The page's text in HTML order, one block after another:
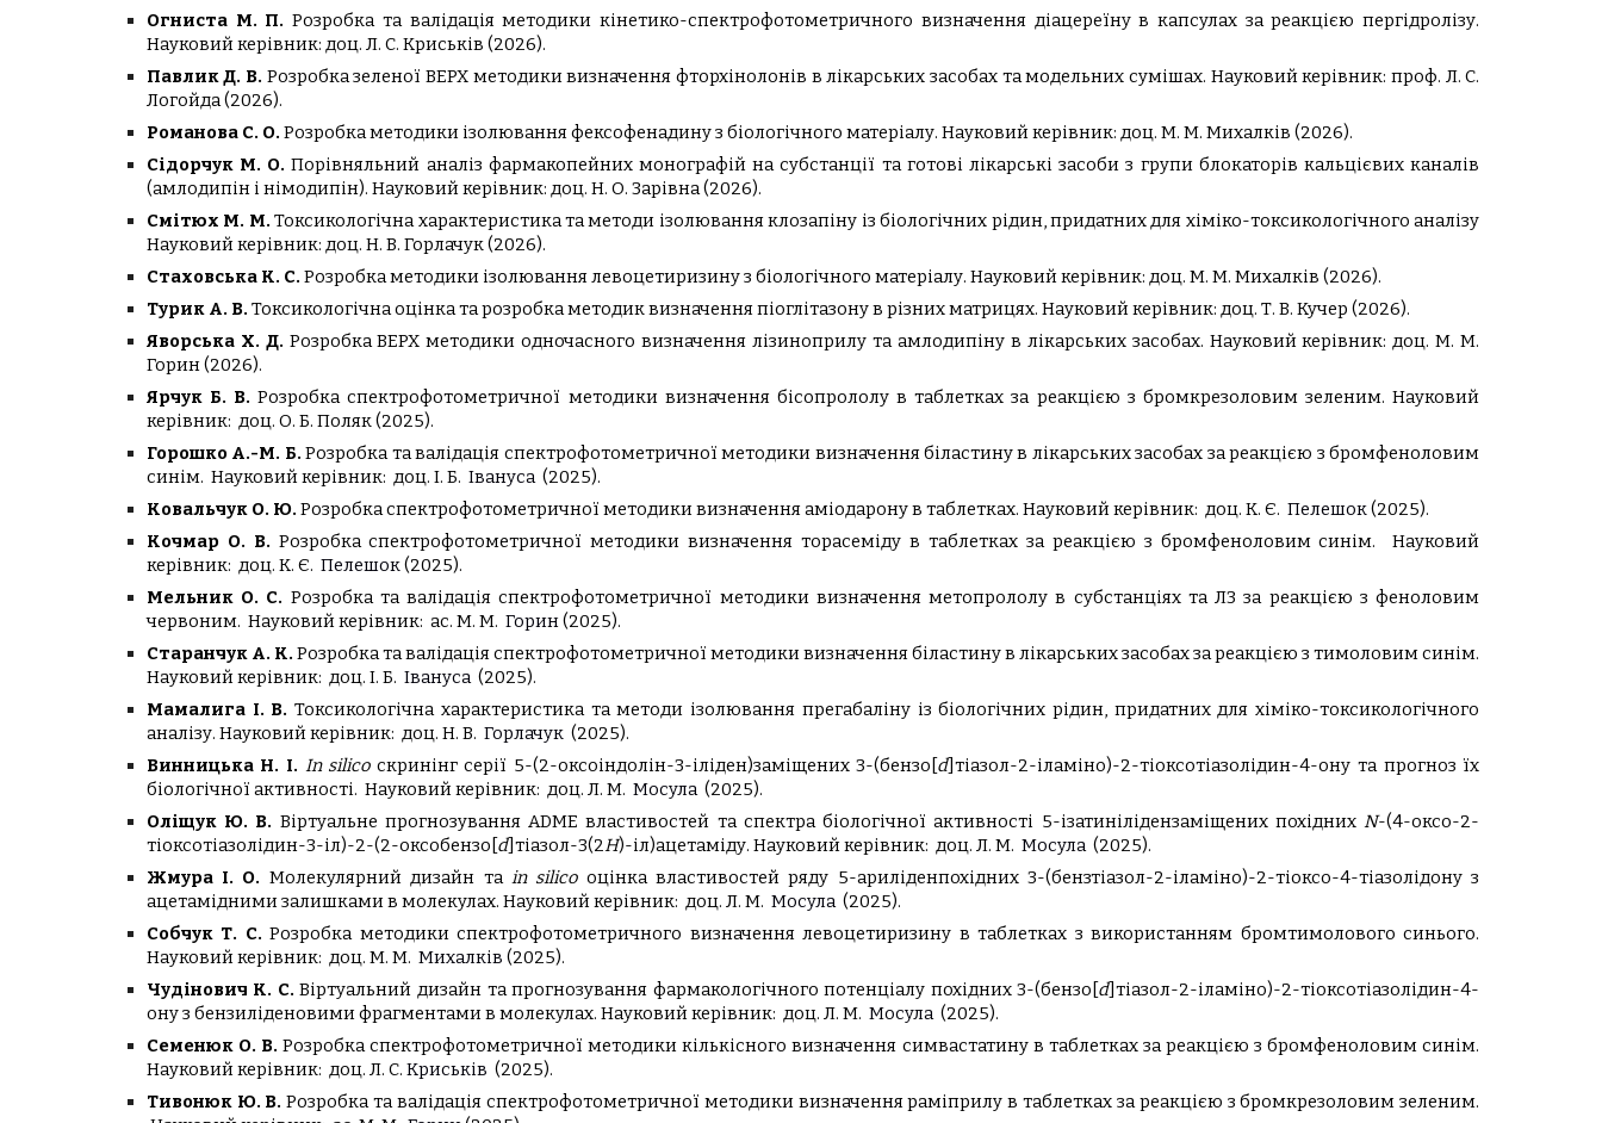
Огниста М. П. Розробка та валідація методики кінетико-спектрофотометричного визначення діацереїну в капсулах за реакцією пергідролізу.
Науковий керівник: доц. Л. С. Криськів (2026).
Павлик Д. В. Розробка зеленої ВЕРХ методики визначення фторхінолонів в лікарських засобах та модельних сумішах. Науковий керівник: проф. Л. С.
Логойда (2026).
Романова С. О. Розробка методики ізолювання фексофенадину з біологічного матеріалу. Науковий керівник: доц. М. М. Михалків (2026).
Сідорчук М. О. Порівняльний аналіз фармакопейних монографій на субстанції та готові лікарські засоби з групи блокаторів кальцієвих каналів
(амлодипін і німодипін). Науковий керівник: доц. Н. О. Зарівна (2026).
Смітюх М. М. Токсикологічна характеристика та методи ізолювання клозапіну із біологічних рідин, придатних для хіміко-токсикологічного аналізу
Науковий керівник: доц. Н. В. Горлачук (2026).
Стаховська К. С. Розробка методики ізолювання левоцетиризину з біологічного матеріалу. Науковий керівник: доц. М. М. Михалків (2026).
Турик А. В. Токсикологічна оцінка та розробка методик визначення піоглітазону в різних матрицях. Науковий керівник: доц. Т. В. Кучер (2026).
Яворська Х. Д. Розробка ВЕРХ методики одночасного визначення лізиноприлу та амлодипіну в лікарських засобах. Науковий керівник: доц. М. М.
Горин (2026).
Ярчук Б. В. Розробка спектрофотометричної методики визначення бісопрололу в таблетках за реакцією з бромкрезоловим зеленим.Науковий
керівник: доц. О. Б. Поляк (2025).
Горошко А.-М. Б. Розробка та валідація спектрофотометричної методики визначення біластину в лікарських засобах за реакцією з бромфеноловим
синім. Науковий керівник: доц. І. Б. Івануса (2025).
Ковальчук О. Ю. Розробка спектрофотометричної методики визначення аміодарону в таблетках. Науковий керівник: доц. К. Є. Пелешок(2025).
Кочмар О. В. Розробка спектрофотометричної методики визначення торасеміду в таблетках за реакцією з бромфеноловим синім.
Науковий
керівник: доц. К. Є. Пелешок(2025).
Мельник О. С. Розробка та валідація спектрофотометричної методики визначення метопрололу в субстанціях та ЛЗ за реакцією з феноловим
червоним. Науковий керівник: ас. М. М. Горин(2025).
Старанчук А. К. Розробка та валідація спектрофотометричної методики визначення біластину в лікарських засобах за реакцією з тимоловим синім.
Науковий керівник: доц. І. Б. Івануса (2025).
Мамалига І. В. Токсикологічна характеристика та методи ізолювання прегабаліну із біологічних рідин, придатних для хіміко-токсикологічного
аналізу. Науковий керівник: доц. Н. В. Горлачук (2025).
Винницька Н. І. In silico скринінг серії 5-(2-оксоіндолін-3-іліден)заміщених 3-(бензо[d]тіазол-2-іламіно)-2-тіоксотіазолідин-4-ону та прогноз їх
біологічної активності. Науковий керівник: доц. Л. М. Мосула (2025).
Оліщук Ю. В. Віртуальне прогнозування ADME властивостей та спектра біологічної активності 5-ізатинілідензаміщених похіднихN-(4-оксо-2-
тіоксотіазолідин-3-іл)-2-(2-оксобензо[d]тіазол-3(2H)-іл)ацетаміду. Науковий керівник: доц. Л. М. Мосула (2025).
Жмура І. О. Молекулярний дизайн та in silicoоцінка властивостей ряду 5-ариліденпохідних 3-(бензтіазол-2-іламіно)-2-тіоксо-4-тіазолідону з
ацетамідними залишками в молекулах. Науковий керівник: доц. Л. М. Мосула (2025).
Собчук Т. С. Розробка методики спектрофотометричного визначення левоцетиризину в таблетках з використанням бромтимолового синього.
Науковий керівник: доц. М. М. Михалків (2025).
Чудінович К. С. Віртуальний дизайн та прогнозування фармакологічного потенціалу похідних 3-(бензо[d]тіазол-2-іламіно)-2-тіоксотіазолідин-4-
ону з бензиліденовими фрагментами в молекулах. Науковий керівник: доц. Л. М. Мосула (2025).
Семенюк О. В. Розробка спектрофотометричної методики кількісного визначення симвастатину в таблетках за реакцією з бромфеноловим синім.
Науковий керівник: доц. Л. С. Криськів (2025).
Тивонюк Ю. В. Розробка та валідація спектрофотометричної методики визначення раміприлу в таблетках за реакцією з бромкрезоловим зеленим.